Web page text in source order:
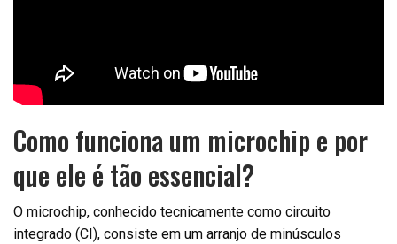
Como funciona um microchip e por
que ele é tão essencial?
O microchip, conhecido tecnicamente como circuito
integrado (CI), consiste em um arranjo de minúsculos